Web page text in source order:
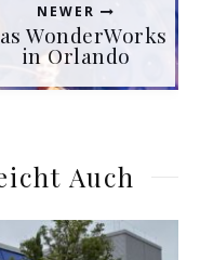
NEWER
WonderWorks
in Orlando
Auch